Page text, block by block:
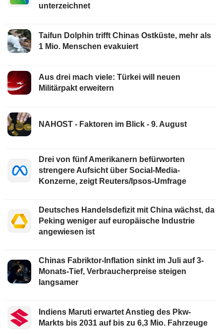
unterzeichnet
Taifun Dolphin trifft Chinas Ostküste, mehr als
1 Mio. Menschen evakuiert
Aus drei mach viele: Türkei will neuen
Militärpakt erweitern
NAHOST - Faktoren im Blick - 9. August
Drei von fünf Amerikanern befürworten
strengere Aufsicht über Social-Media-
Konzerne, zeigt Reuters/Ipsos-Umfrage
Deutsches Handelsdefizit mit China wächst, da
Peking weniger auf europäische Industrie
angewiesen ist
Chinas Fabriktor-Inflation sinkt im Juli auf 3-
Monats-Tief, Verbraucherpreise steigen
langsamer
Indiens Maruti erwartet Anstieg des Pkw-
Markts bis 2031 auf bis zu 6,3 Mio. Fahrzeuge